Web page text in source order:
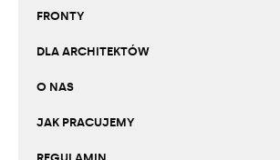
FRONTY
DLA ARCHITEKTÓW
O NAS
JAK PRACUJEMY